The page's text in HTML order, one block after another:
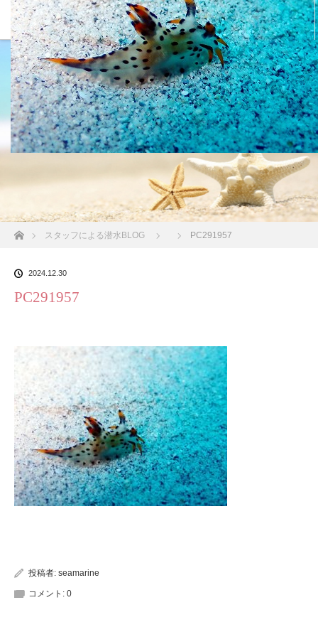
沖縄の海 BLOG
ホームスタッフによる潜水BLOG PC291957
2024.12.30
PC291957
投稿者: seamarine
コメント: 0